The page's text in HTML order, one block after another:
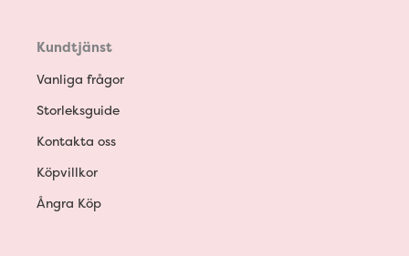
Kundtjänst
Vanliga frågor
Storleksguide
Kontakta oss
Köpvillkor
Ångra Köp